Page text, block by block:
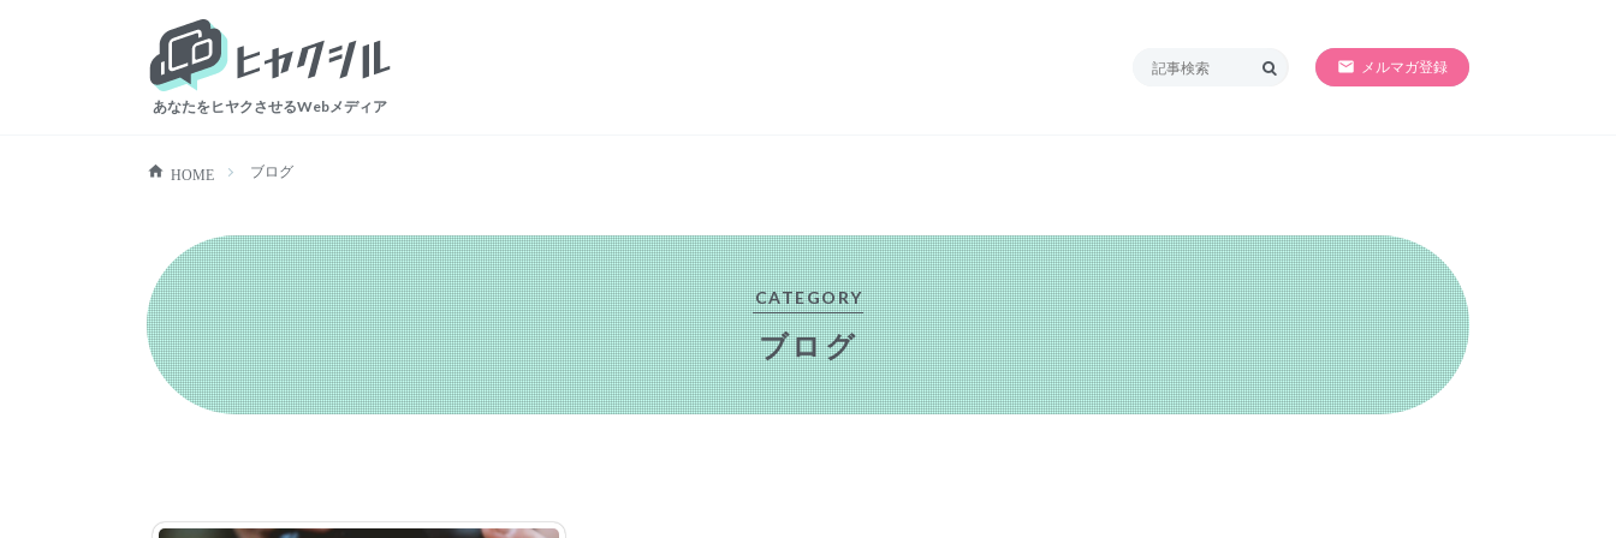
ヒャクシル
あなたをヒヤクさせるWebメディア
SORRY!!準備中
メルマガ登録
HOME ブログ
CATEGORY
ブログ